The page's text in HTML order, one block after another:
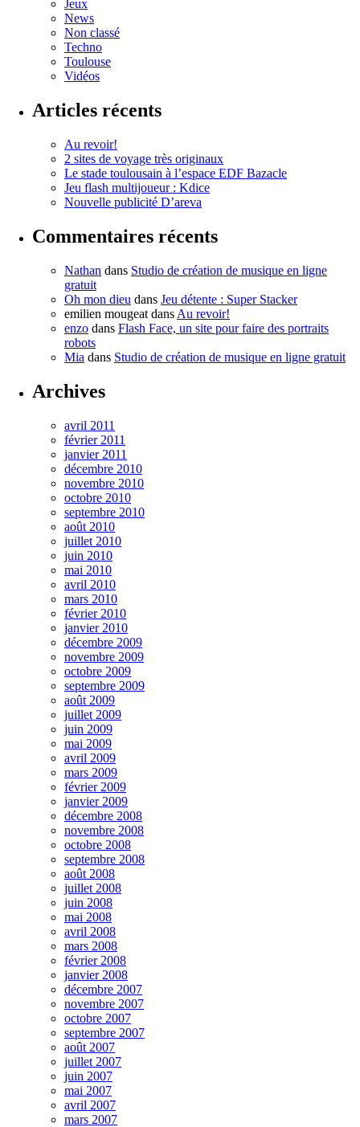
Jeux
News
Non classé
Techno
Toulouse
Vidéos
Articles récents
Au revoir!
2 sites de voyage très originaux
Le stade toulousain à l’espace EDF Bazacle
Jeu flash multijoueur : Kdice
Nouvelle publicité D’areva
Commentaires récents
Nathan dans Studio de création de musique en ligne
gratuit
Oh mon dieu dans Jeu détente : Super Stacker
emilien mougeat dans Au revoir!
enzo dans Flash Face, un site pour faire des portraits
robots
Mia dans Studio de création de musique en ligne gratuit
Archives
avril 2011
février 2011
janvier 2011
décembre 2010
novembre 2010
octobre 2010
septembre 2010
août 2010
juillet 2010
juin 2010
mai 2010
avril 2010
mars 2010
février 2010
janvier 2010
décembre 2009
novembre 2009
octobre 2009
septembre 2009
août 2009
juillet 2009
juin 2009
mai 2009
avril 2009
mars 2009
février 2009
janvier 2009
décembre 2008
novembre 2008
octobre 2008
septembre 2008
août 2008
juillet 2008
juin 2008
mai 2008
avril 2008
mars 2008
février 2008
janvier 2008
décembre 2007
novembre 2007
octobre 2007
septembre 2007
août 2007
juillet 2007
juin 2007
mai 2007
avril 2007
mars 2007